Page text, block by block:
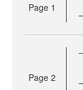
Page 1
Page 2